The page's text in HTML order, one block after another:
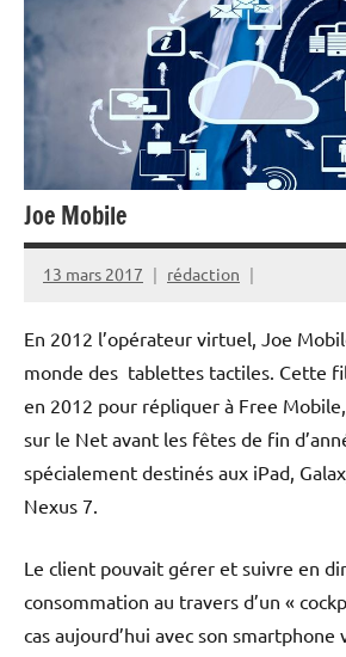
Joe Mobile
13 mars 2017 rédaction
En 2012 l’opérateur virtuel, Joe
monde des tablettes tactiles. Cette
en 2012 pour répliquer à Free
sur le Net avant les fêtes de fin
spécialement destinés aux iPad,
Nexus 7.
Le client pouvait gérer et suivre en
consommation au travers d’un «
cas aujourd’hui avec son smartphone